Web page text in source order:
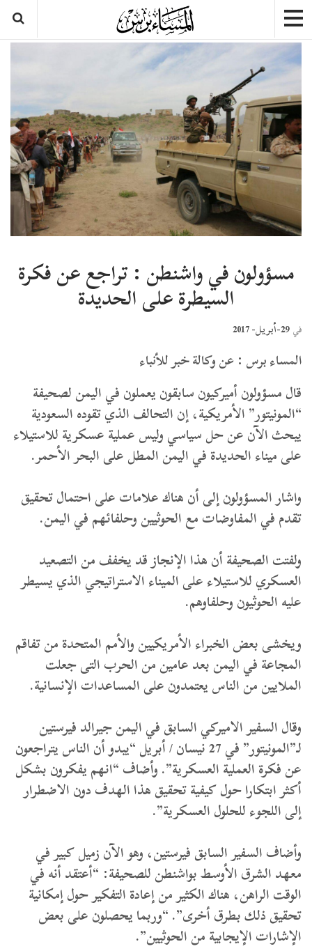
مسؤولون في واشنطن : تراجع عن فكرة
السيطرة على الحديدة
في 29-أبريل- 2017
المساء برس : عن وكالة خبر للأنباء
قال مسؤولون أميركيون سابقون يعملون في اليمن لصحيفة
“المونيتور” الأمريكية، إن التحالف الذي تقوده السعودية
يبحث الآن عن حل سياسي وليس عملية عسكرية للاستيلاء
على ميناء الحديدة في اليمن المطل على البحر الأحمر.
واشار المسؤولون إلى أن هناك علامات على احتمال تحقيق
تقدم في المفاوضات مع الحوثيين وحلفائهم في اليمن.
ولفتت الصحيفة أن هذا الإنجاز قد يخفف من التصعيد
العسكري للاستيلاء على الميناء الاستراتيجي الذي يسيطر
عليه الحوثيون وحلفاوهم.
ويخشى بعض الخبراء الأمريكيين والأمم المتحدة من تفاقم
المجاعة في اليمن بعد عامين من الحرب التى جعلت
الملايين من الناس يعتمدون على المساعدات الإنسانية.
وقال السفير الاميركي السابق في اليمن جيرالد فيرستين
لـ”المونيتور” في 27 نيسان / أبريل “يبدو أن الناس يتراجعون
عن فكرة العملية العسكرية”. وأضاف “انهم يفكرون بشكل
أكثر ابتكارا حول كيفية تحقيق هذا الهدف دون الاضطرار
إلى اللجوء للحلول العسكرية”.
وأضاف السفير السابق فيرستين، وهو الآن زميل كبير في
معهد الشرق الأوسط بواشنطن للصحيفة: “أعتقد أنه في
الوقت الراهن، هناك الكثير من إعادة التفكير حول إمكانية
تحقيق ذلك بطرق أخرى”. “وربما يحصلون على بعض
الإشارات الإيجابية من الحوثيين”.